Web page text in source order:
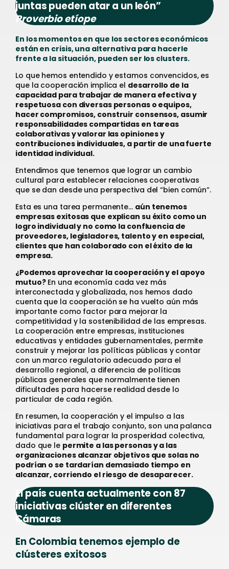
juntas pueden atar a un león”
Proverbio etíope
En los momentos en que los sectores económicos
están en crisis, una alternativa para hacerle
frente a la situación, pueden ser los clusters.
Lo que hemos entendido y estamos convencidos, es
que la cooperación implica el desarrollo de la
capacidad para trabajar de manera efectiva y
respetuosa con diversas personas o equipos,
hacer compromisos, construir consensos, asumir
responsabilidades compartidas en tareas
colaborativas y valorar las opiniones y
contribuciones individuales, a partir de una fuerte
identidad individual.
Entendimos que tenemos que lograr un cambio
cultural para establecer relaciones cooperativas
que se dan desde una perspectiva del “bien común”.
Esta es una tarea permanente… aún tenemos
empresas exitosas que explican su éxito como un
logro individual y no como la confluencia de
proveedores, legisladores, talento y en especial,
clientes que han colaborado con el éxito de la
empresa.
¿Podemos aprovechar la cooperación y el apoyo
mutuo?En una economía cada vez más
interconectada y globalizada, nos hemos dado
cuenta que la cooperación se ha vuelto aún más
importante como factor para mejorar la
competitividad y la sostenibilidad de las empresas.
La cooperación entre empresas, instituciones
educativas y entidades gubernamentales, permite
construir y mejorar las políticas públicas y contar
con un marco regulatorio adecuado para el
desarrollo regional, a diferencia de políticas
públicas generales que normalmente tienen
dificultades para hacerse realidad desde lo
particular de cada región.
En resumen, la cooperación y el impulso a las
iniciativas para el trabajo conjunto, son una palanca
fundamental para lograr la prosperidad colectiva,
dado que le permite a las personas y a las
organizaciones alcanzar objetivos que solas no
podrían o se tardarían demasiado tiempo en
alcanzar, corriendo el riesgo de desaparecer.
El país cuenta actualmente con 87
iniciativas clúster en diferentes
Cámaras
En Colombia tenemos ejemplo de
clústeres exitosos